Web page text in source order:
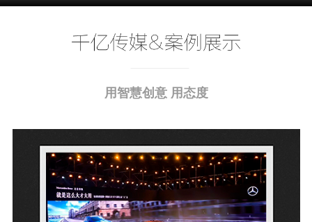
用智慧创意 用态度